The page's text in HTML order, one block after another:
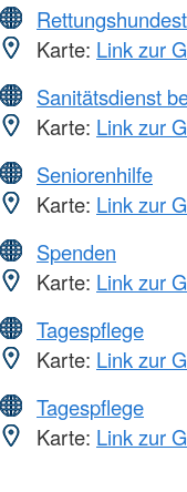
Karte: Link zur
Sanitätsdienst
Karte: Link zur
Seniorenhilfe
Karte: Link zur
Spenden
Karte: Link zur
Tagespflege
Karte: Link zur
Tagespflege
Karte: Link zur